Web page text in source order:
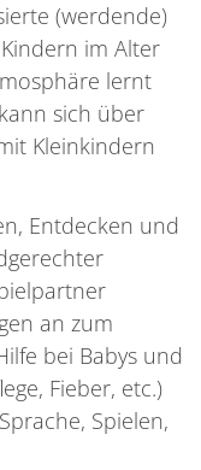
(werdende)
im Alter
lernt
sich über
Kleinkindern
Entdecken und
an zum
bei Babys und
Fieber, etc.)
Spielen,